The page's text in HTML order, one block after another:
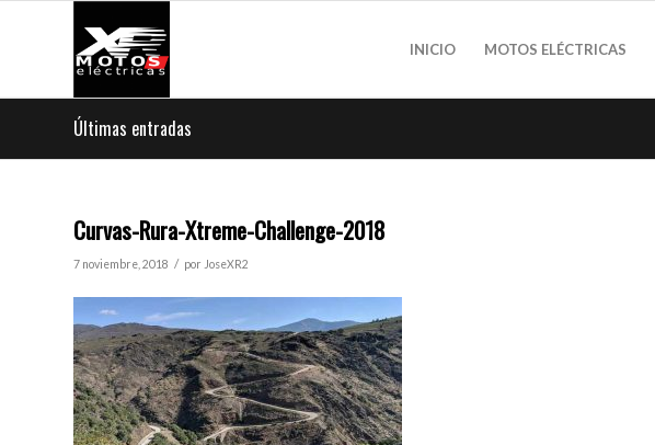
INICIO MOTOS ELÉCTRICAS
Últimas entradas
Curvas-Rura-Xtreme-Challenge-2018
7 noviembre, 2018 / por JoseXR2